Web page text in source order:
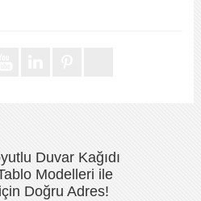
Duvar Kağıdı
Modelleri ile
Doğru Adres!